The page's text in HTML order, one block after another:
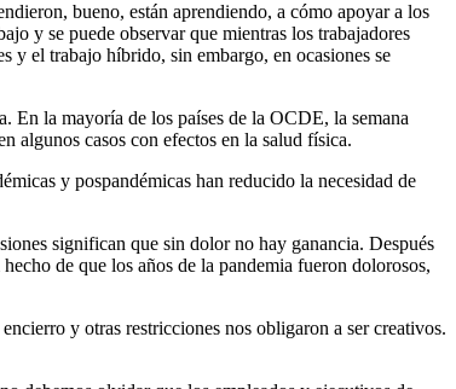
bueno, están aprendiendo, a cómo apoyar a los
y se puede observar que mientras los trabajadores
y el trabajo híbrido, sin embargo, en ocasiones se
En la mayoría de los países de la OCDE, la semana
algunos casos con efectos en la salud física.
y pospandémicas han reducido la necesidad de
significan que sin dolor no hay ganancia. Después
de que los años de la pandemia fueron dolorosos,
y otras restricciones nos obligaron a ser creativos.